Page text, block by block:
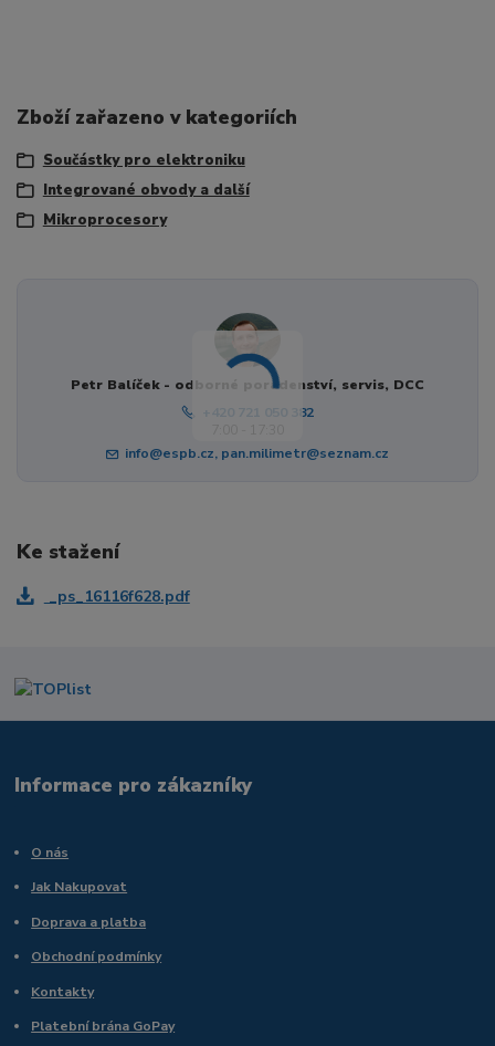
Zboží zařazeno v kategoriích
Součástky pro elektroniku
Integrované obvody a další
Mikroprocesory
Petr Balíček - odborné poradenství, servis, DCC
+420 721 050 382
info@espb.cz, pan.milimetr@seznam.cz
Ke stažení
_ps_16116f628.pdf
Informace pro zákazníky
O nás
Jak Nakupovat
Doprava a platba
Obchodní podmínky
Kontakty
Platební brána GoPay